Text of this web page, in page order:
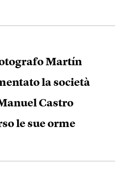
Martín
la società
Castro
le sue orme